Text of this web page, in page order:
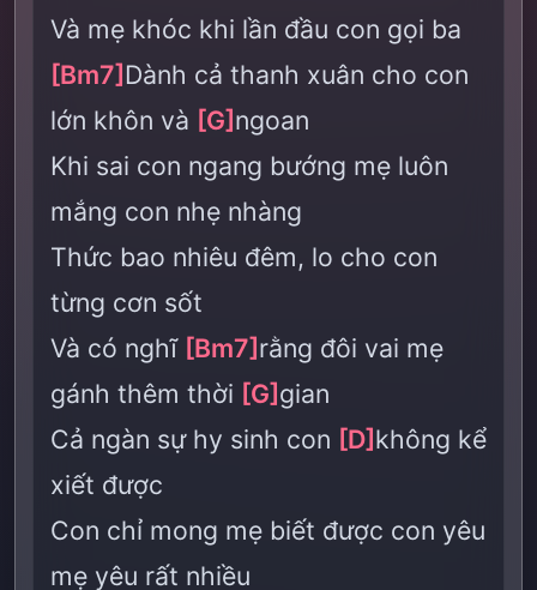
Và mẹ khóc khi lần đầu con gọi ba
[Bm7]Dành cả thanh xuân cho con
lớn khôn và [G]ngoan
Khi sai con ngang bướng mẹ luôn
mắng con nhẹ nhàng
Thức bao nhiêu đêm, lo cho con
từng cơn sốt
Và có nghĩ [Bm7]rằng đôi vai mẹ
gánh thêm thời [G]gian
Cả ngàn sự hy sinh con [D]không kể
xiết được
Con chỉ mong mẹ biết được con yêu
mẹ yêu rất nhiều